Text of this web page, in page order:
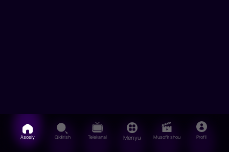
Asosiy Qidirish Telekanal Menyu Musofir shou Profil